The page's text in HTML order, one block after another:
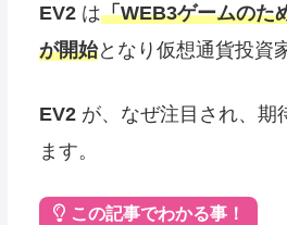
EV2 は「WEB3ゲームのた
が開始となり仮想通貨投資
EV2 が、なぜ注目され、期
ます。
この記事でわかる事！